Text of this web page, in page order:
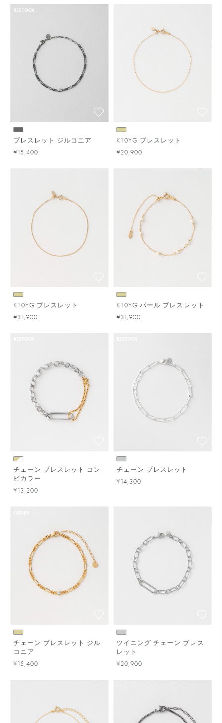
RESTOCK
ブレスレット ジルコニア
¥15,400
K10YG ブレスレット
¥20,900
K10YG ブレスレット
¥31,900
K10YG パール ブレスレット
¥31,900
チェーン ブレスレット コン
ビカラー
¥13,200
チェーン ブレスレット
¥14,300
チェーン ブレスレット ジル
コニア
¥15,400
ツイニング チェーン ブレス
レット
¥20,900